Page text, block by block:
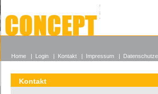
Alle offenen Fonds
Wieso Hedgefonds?
Kontakt
Home | Login | Kontakt | Impressum |